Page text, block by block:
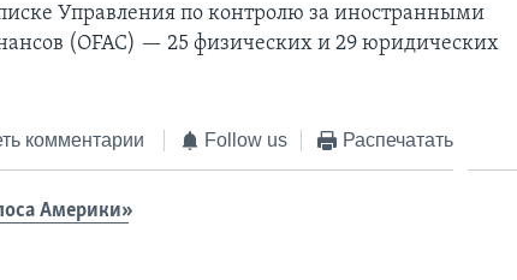
Управления по контролю за иностранными
(OFAC) — 25 физических и 29 юридических
комментарии Follow us Распечатать
Америки»